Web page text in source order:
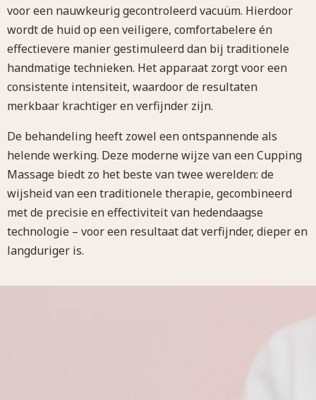
voor een nauwkeurig gecontroleerd vacuüm. Hierdoor
wordt de huid op een veiligere, comfortabelere én
effectievere manier gestimuleerd dan bij traditionele
handmatige technieken. Het apparaat zorgt voor een
consistente intensiteit, waardoor de resultaten
merkbaar krachtiger en verfijnder zijn.
De behandeling heeft zowel een ontspannende als
helende werking. Deze moderne wijze van een Cupping
Massage biedt zo het beste van twee werelden: de
wijsheid van een traditionele therapie, gecombineerd
met de precisie en effectiviteit van hedendaagse
technologie – voor een resultaat dat verfijnder, dieper en
langduriger is.